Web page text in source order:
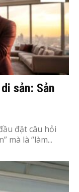
sản: Sản
đặt câu hỏi
mà là “làm...